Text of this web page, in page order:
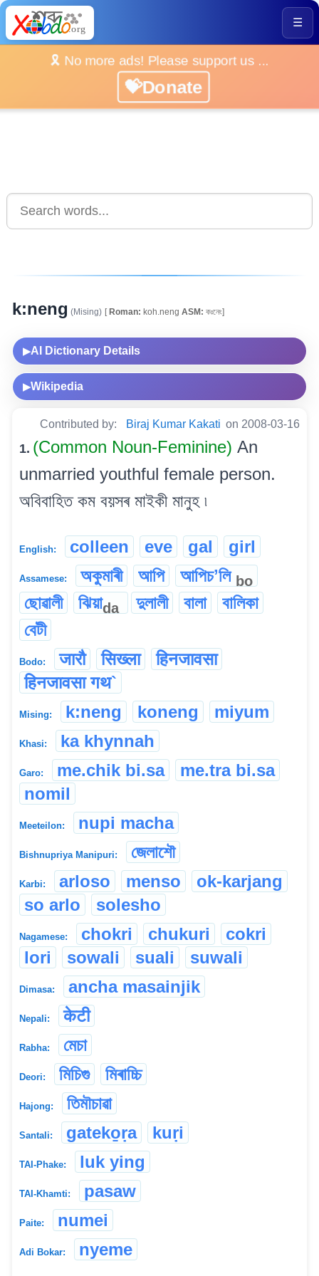
☰
🎗️ No more ads! Please support us ...
💝Donate
k:neng (Mising) [Roman: koh.neng ASM: কঃনেং]
▶AI Dictionary Details
▶Wikipedia
Contributed by: Biraj Kumar Kakati on 2008-03-16
1. (Common Noun-Feminine) An
unmarried youthful female person.
অবিবাহিত কম বয়সৰ মাইকী মানুহ ৷
English: colleen eve gal girl
Assamese: অকুমাৰী আপি আপিচʼলি bo
ছোৱালী ঝিয়াda দুলালী বালা
বালিকা
বেটী
Bodo: जारौ सिख्ला
हिनजावसा
हिनजावसा गथ`
Mising: k:neng koneng miyum
Khasi: ka khynnah
Garo: me.chik bi.sa
me.tra bi.sa
nomil
Meeteilon: nupi macha
Bishnupriya Manipuri: জেলাশৌ
Karbi: arloso menso
ok-karjang
so arlo
solesho
Nagamese: chokri chukuri
cokri
lori
sowali suali suwali
Dimasa: ancha masainjik
Nepali: केटी
Rabha: মেচা
Deori: মিচিগু মিৰাচ্চি
Hajong: তিমৗচাৱা
Santali: gateko̱ṛa kuṛi
TAI-Phake: luk ying
TAI-Khamti: pasaw
Paite: numei
Adi Bokar: nyeme